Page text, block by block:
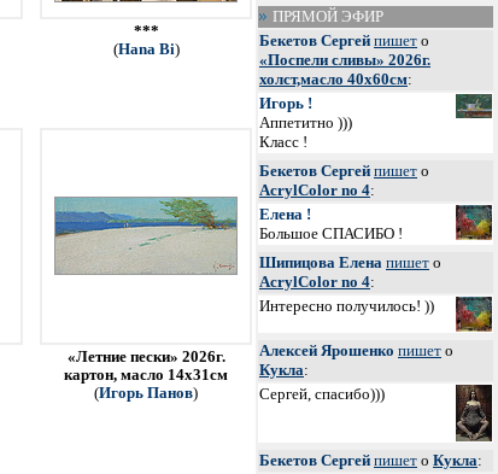
***
(Hana Bi)
«Летние пески» 2026г.
картон, масло 14х31см
(Игорь Панов)
ПРЯМОЙ ЭФИР
Бекетов Сергей пишет о
«Поспели сливы» 2026г.
холст,масло 40х60см:
Игорь !
Аппетитно )))
Класс !
Бекетов Сергей пишет о
AcrylColor no 4:
Елена !
Большое СПАСИБО !
Шипицова Елена пишет о
AcrylColor no 4:
Интересно получилось! ))
Алексей Ярошенко пишет о
Кукла:
Сергей, спасибо)))
Бекетов Сергей пишет о Кукла: